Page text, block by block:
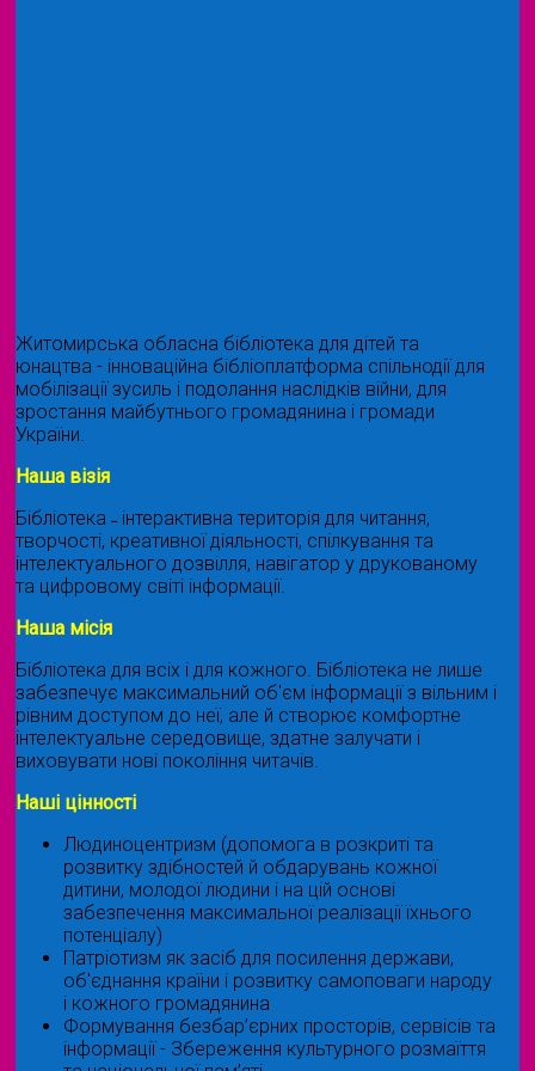
Житомирська обласна бібліотека для дітей та
юнацтва - інноваційна бібліоплатформа спільнодії для
мобілізації зусиль і подолання наслідків війни, для
зростання майбутнього громадянина і громади
України.
Наша візія
Бібліотека ˗ інтерактивна територія для читання,
творчості, креативної діяльності, спілкування та
інтелектуального дозвілля, навігатор у друкованому
та цифровому світі інформації.
Наша місія
Бібліотека для всіх і для кожного. Бібліотека не лише
забезпечує максимальний об'єм інформації з вільним і
рівним доступом до неї, але й створює комфортне
інтелектуальне середовище, здатне залучати і
виховувати нові покоління читачів.
Наші цінності
Людиноцентризм (допомога в розкриті та
розвитку здібностей й обдарувань кожної
дитини, молодої людини і на цій основі
забезпечення максимальної реалізації їхнього
потенціалу)
Патріотизм як засіб для посилення держави,
об'єднання країни і розвитку самоповаги народу
і кожного громадянина
Формування безбар’єрних просторів, сервісів та
інформації - Збереження культурного розмаїття